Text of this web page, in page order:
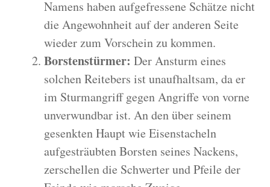
Namens haben aufgefressene Schätze nicht
die Angewohnheit auf der anderen Seite
wieder zum Vorschein zu kommen.
Borstenstürmer: Der Ansturm eines
solchen Reitebers ist unaufhaltsam, da er
im Sturmangriff gegen Angriffe von vorne
unverwundbar ist. An den über seinem
gesenkten Haupt wie Eisenstacheln
aufgesträubten Borsten seines Nackens,
zerschellen die Schwerter und Pfeile der